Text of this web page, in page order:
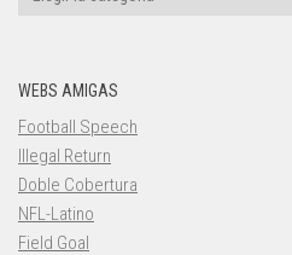
WEBS AMIGAS
Football Speech
Illegal Return
Doble Cobertura
NFL-Latino
Field Goal